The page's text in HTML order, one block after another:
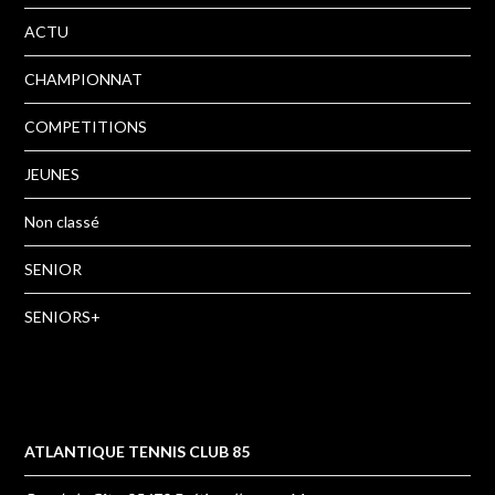
ACTU
CHAMPIONNAT
COMPETITIONS
JEUNES
Non classé
SENIOR
SENIORS+
ATLANTIQUE TENNIS CLUB 85